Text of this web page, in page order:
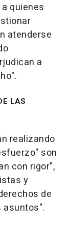
quienes
atenderse
a
LAS
realizando
son
con rigor",
y
de
asuntos".